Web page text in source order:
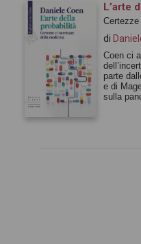
L’arte
di
Coen ci
parte
e di
sulla